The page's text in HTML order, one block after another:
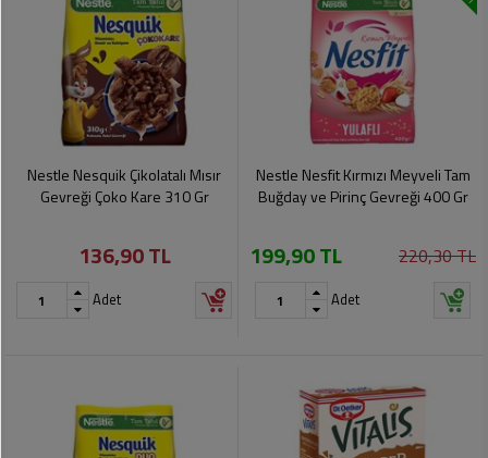
Nestle Nesquik Çikolatalı Mısır
Gevreği Çoko Kare 310 Gr
136,90 TL
Adet
Nestle Nesfit Kırmızı Meyveli Tam
Buğday ve Pirinç Gevreği 400 Gr
199,90 TL 220,30 TL
Adet